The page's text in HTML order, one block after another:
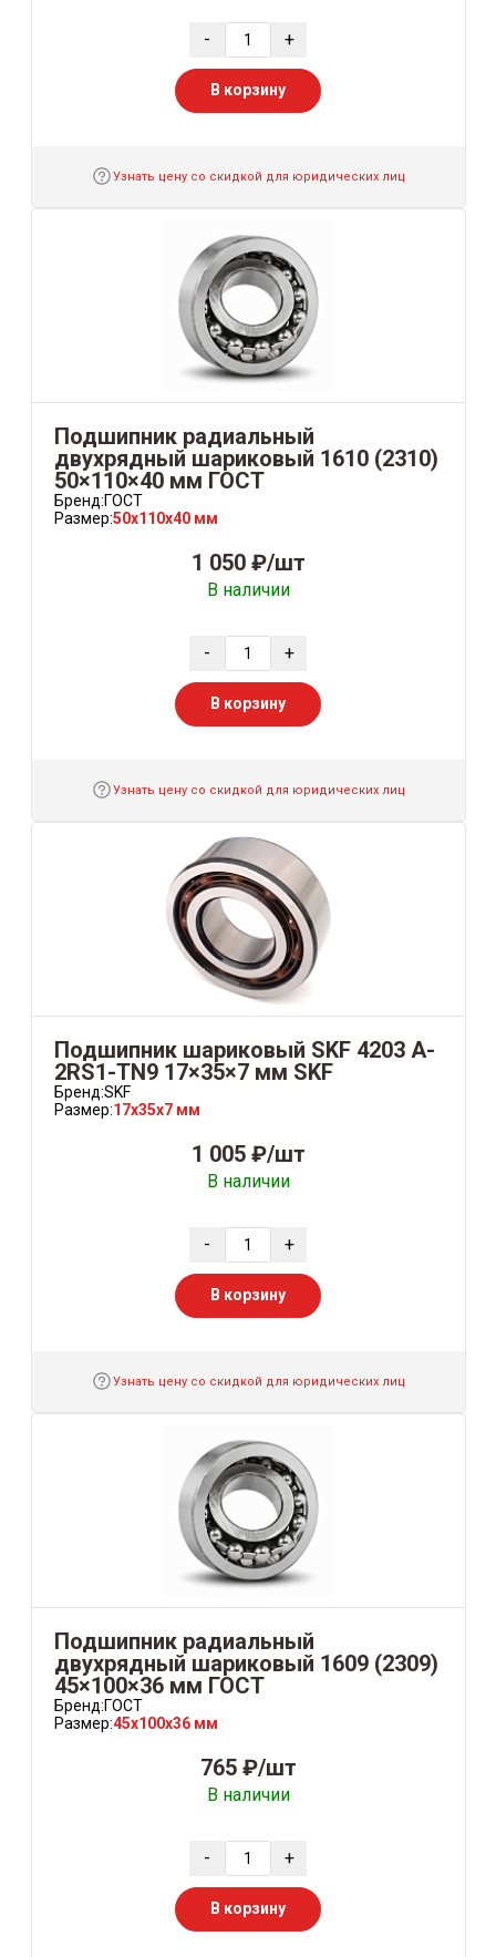
- +
В корзину
Узнать цену со скидкой для юридических лиц
Подшипник радиальный
двухрядный шариковый 1610 (2310)
50×110×40 мм ГОСТ
Бренд:ГОСТ
Размер:50x110x40 мм
1 050 ₽/шт
В наличии
- +
В корзину
Узнать цену со скидкой для юридических лиц
Подшипник шариковый SKF 4203 A-
2RS1-TN9 17×35×7 мм SKF
Бренд:SKF
Размер:17x35x7 мм
1 005 ₽/шт
В наличии
- +
В корзину
Узнать цену со скидкой для юридических лиц
Подшипник радиальный
двухрядный шариковый 1609 (2309)
45×100×36 мм ГОСТ
Бренд:ГОСТ
Размер:45x100x36 мм
765 ₽/шт
В наличии
- +
В корзину